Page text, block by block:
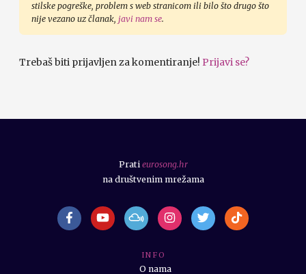
stilske pogreške, problem s web stranicom ili bilo što drugo što
nije vezano uz članak, javi nam se.
Trebaš biti prijavljen za komentiranje! Prijavi se?
I N F O
O nama
Prati eurosong.hr
na društvenim mrežama